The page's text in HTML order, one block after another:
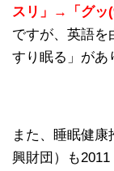
スリ」→「グッ
ですが、英語を
すり眠る」があ
また、睡眠健
興財団）も